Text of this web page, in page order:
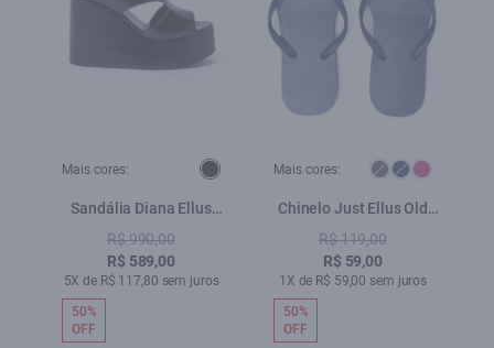
Mais cores:
Sandália Diana Ellus
Preto
R$ 990,00
R$ 589,00
5X de R$ 117,80 sem juros
Mais cores:
Chinelo Just Ellus Old
Purple
R$ 119,00
R$ 59,00
1X de R$ 59,00 sem juros
50%
OFF
50%
OFF